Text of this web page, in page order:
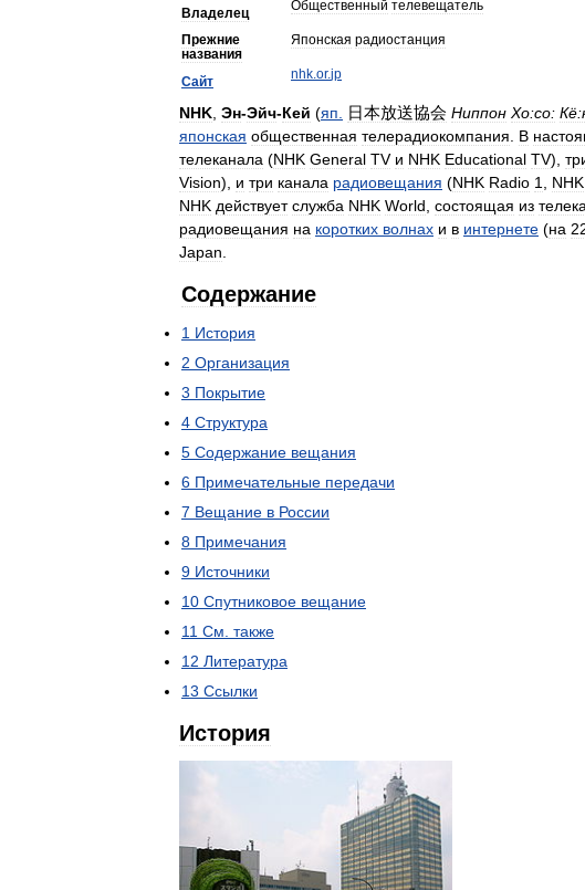
Владелец Общественный телевещатель
Прежние
названия
Японская радиостанция
Сайт nhk.or.jp
NHK Эн-Эйч-Кей (яп 日本放送協会 Ниппон Хо:со:
японская общественная телерадиокомпания В
телеканала (NHK General TV и NHK Educational TV),
Vision), и три канала радиовещания (NHK Radio 1 NHK
NHK действует служба NHK World состоящая из
радиовещания на коротких волнах и в интернете (на
Japan
Содержание
1 История
2 Организация
3 Покрытие
4 Структура
5 Содержание вещания
6 Примечательные передачи
7 Вещание в России
8 Примечания
9 Источники
10 Спутниковое вещание
11 См также
12 Литература
13 Ссылки
История